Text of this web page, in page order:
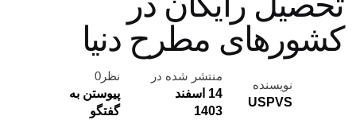
کشورهای مطرح دنیا
نویسنده
USPVS
منتشر شده در
14 اسفند
1403
نظر0
پیوستن به
گفتگو